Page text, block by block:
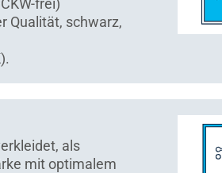
frei)
Qualität, schwarz,
als
mit optimalem